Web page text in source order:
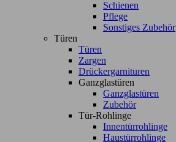
Schienen
Pflege
Sonstiges Zubehör
Türen
Türen
Zargen
Drückergarnituren
Ganzglastüren
Ganzglastüren
Zubehör
Tür-Rohlinge
Innentürrohlinge
Haustürrohlinge